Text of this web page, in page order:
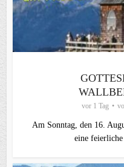
vor 1 Tag
Am Sonntag, den 16.
eine feierliche